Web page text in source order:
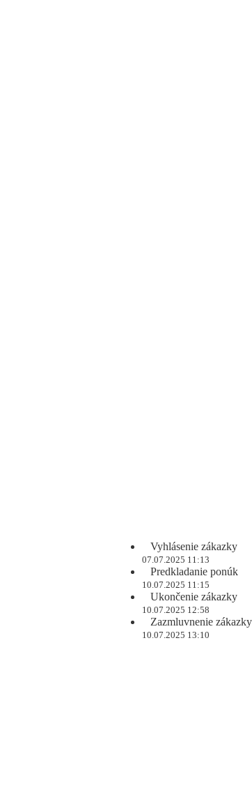
Vyhlásenie zákazky
07.07.2025 11:13
Predkladanie ponúk
10.07.2025 11:15
Ukončenie zákazky
10.07.2025 12:58
Zazmluvnenie zákazky
10.07.2025 13:10